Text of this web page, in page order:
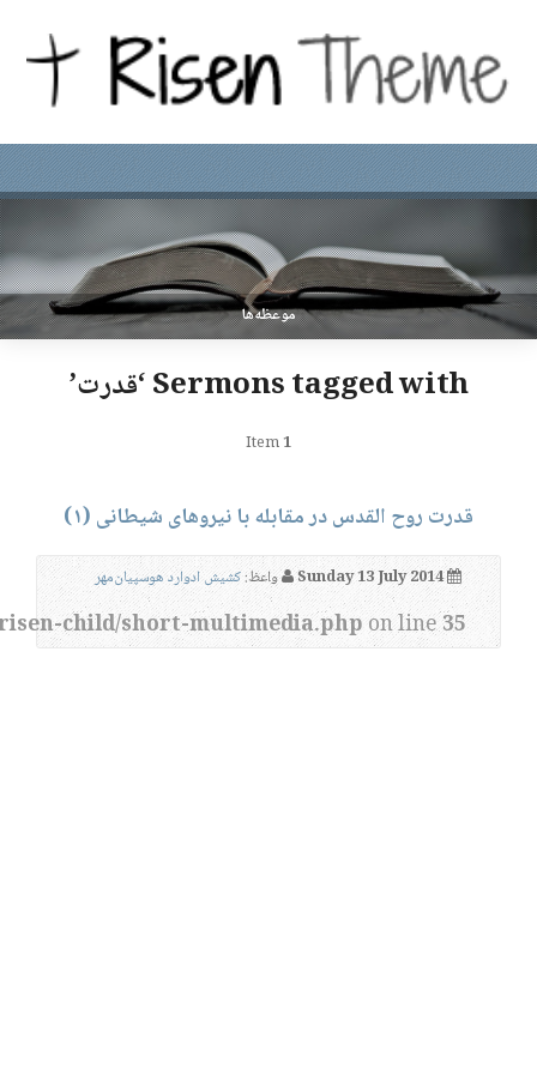
موعظه‌ها
Sermons tagged with ‘قدرت’
1
قدرت روح القدس در مقابله با نیروهای شیطانی (۱)
Sunday 13 July 2014 واعظ:کشیش ادوارد هوسپیان‌مهر
child/short-multimedia.php on line35